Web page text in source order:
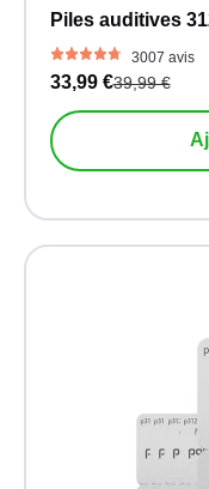
Piles auditives
3007 avis
33,99 €39,99 €